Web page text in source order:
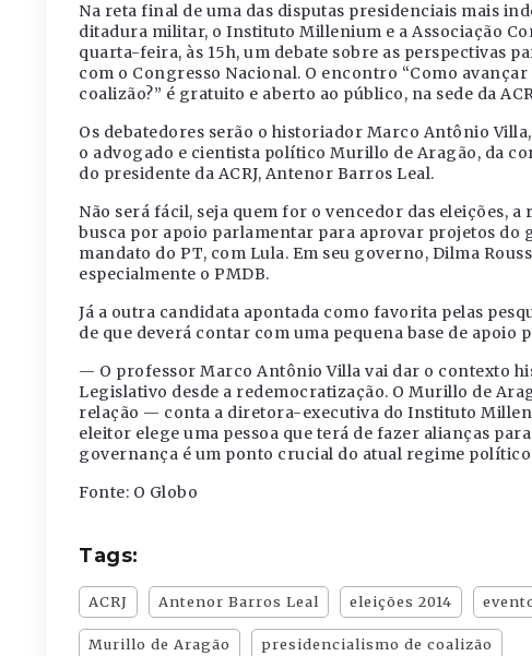
Na reta final de uma das disputas presidenciais mais
ditadura militar, o Instituto Millenium e a Associação
quarta-feira, às 15h, um debate sobre as perspectivas
com o Congresso Nacional. O encontro “Como
coalizão?” é gratuito e aberto ao público, na sede da
Os debatedores serão o historiador Marco Antônio
o advogado e cientista político Murillo de Aragão, da
do presidente da ACRJ, Antenor Barros Leal.
Não será fácil, seja quem for o vencedor das eleições,
busca por apoio parlamentar para aprovar projetos do
mandato do PT, com Lula. Em seu governo, Dilma
especialmente o PMDB.
Já a outra candidata apontada como favorita pelas
de que deverá contar com uma pequena base de apoio
— O professor Marco Antônio Villa vai dar o contexto
Legislativo desde a redemocratização. O Murillo de
relação — conta a diretora-executiva do Instituto
eleitor elege uma pessoa que terá de fazer alianças
governança é um ponto crucial do atual regime
Fonte: O Globo
Tags:
ACRJ Antenor Barros Leal eleições 2014
Murillo de Aragão presidencialismo de coalizão